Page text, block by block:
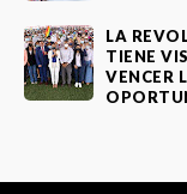
LA
TIENE
VENCER